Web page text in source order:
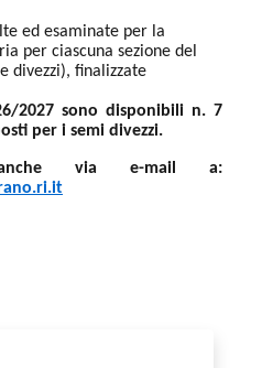
ed esaminate per la
per ciascuna sezione del
divezzi), finalizzate
2027 sono disponibili n. 7
per i semi divezzi.
via e-mail a: